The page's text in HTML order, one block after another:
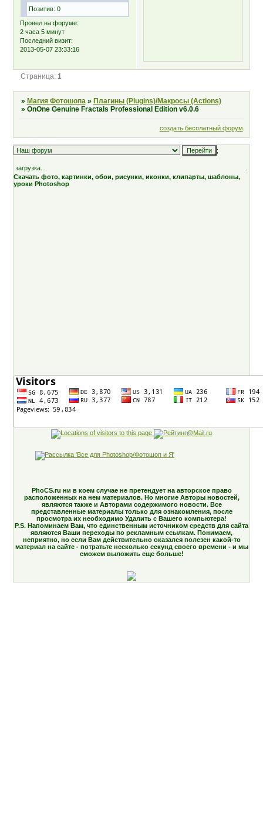
Позитив: 0
Провел на форуме:
2 часа 5 минут
Последний визит:
2013-05-07 23:33:16
Страница: 1
» Магия Фотошопа » Плагины (Plugins)/Макросы (Actions)
» OnOne Genuine Fractals Professional Edition v6.0.6
создать бесплатный форум
;
загрузка...
.
Скачать фото, картинки, обои, рисунки, иконки, клипарты, шаблоны,
уроки Photoshop
PhoCS.ru ни в коем случае не претендует на авторское право
расположенных на нем материалов. Но многие Авторы новостей,
являются также и Авторами содержимого новости. Все
представленные материалы только для ознакомления, после
просмотра их необходимо Удалить с Вашего компьютера!
P.S. Напоминаем Вам, что единственным источником средств для сайта
являются Ваши переходы по рекламным ссылкам. Понимаем,
неприятно, но если Вам действительно оказался полезен какой-то
материал на сайте - потратьте несколько секунд своего времени - и мы
сможем выложить еще больше!